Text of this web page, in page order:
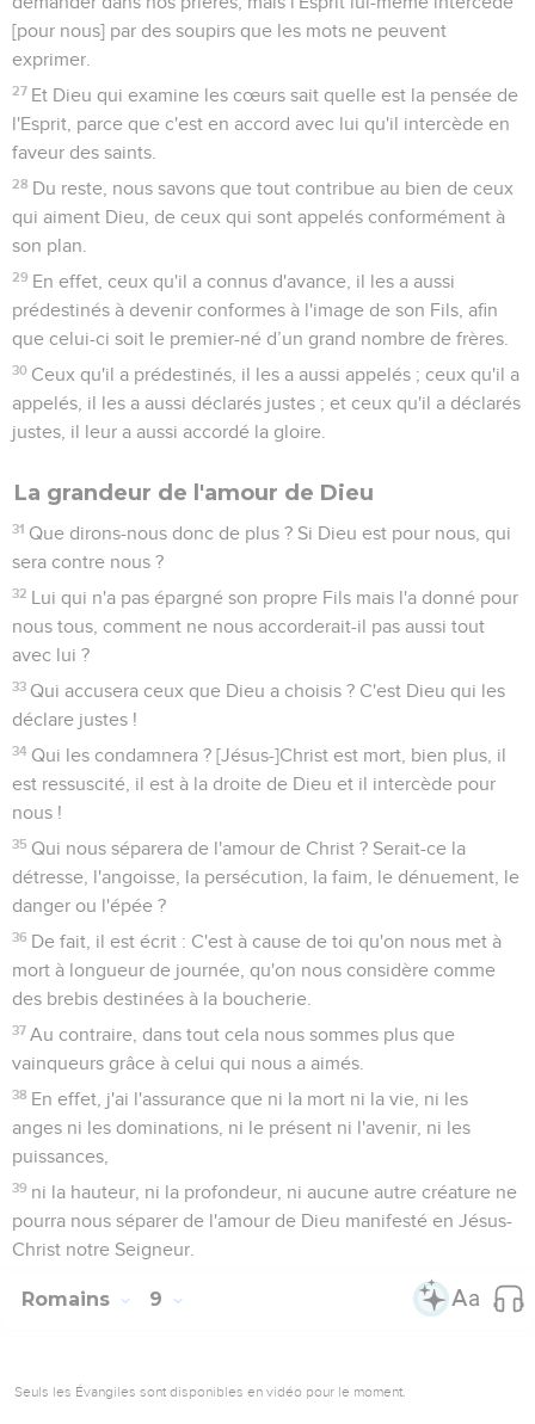
[pour nous] par des soupirs que les mots ne peuvent
exprimer.
27 Et Dieu qui examine les cœurs sait quelle est la pensée de
l'Esprit, parce que c'est en accord avec lui qu'il intercède en
faveur des saints.
28 Du reste, nous savons que tout contribue au bien de ceux
qui aiment Dieu, de ceux qui sont appelés conformément à
son plan.
29 En effet, ceux qu'il a connus d'avance, il les a aussi
prédestinés à devenir conformes à l'image de son Fils, afin
que celui-ci soit le premier-né d’un grand nombre de frères.
30 Ceux qu'il a prédestinés, il les a aussi appelés ; ceux qu'il a
appelés, il les a aussi déclarés justes ; et ceux qu'il a déclarés
justes, il leur a aussi accordé la gloire.
La grandeur de l'amour de Dieu
31 Que dirons-nous donc de plus ? Si Dieu est pour nous, qui
sera contre nous ?
32 Lui qui n'a pas épargné son propre Fils mais l'a donné pour
nous tous, comment ne nous accorderait-il pas aussi tout
avec lui ?
33 Qui accusera ceux que Dieu a choisis ? C'est Dieu qui les
déclare justes !
34 Qui les condamnera ? [Jésus-]Christ est mort, bien plus, il
est ressuscité, il est à la droite de Dieu et il intercède pour
nous !
35 Qui nous séparera de l'amour de Christ ? Serait-ce la
détresse, l'angoisse, la persécution, la faim, le dénuement, le
danger ou l'épée ?
36 De fait, il est écrit : C'est à cause de toi qu'on nous met à
mort à longueur de journée, qu'on nous considère comme
des brebis destinées à la boucherie.
37 Au contraire, dans tout cela nous sommes plus que
vainqueurs grâce à celui qui nous a aimés.
38 En effet, j'ai l'assurance que ni la mort ni la vie, ni les
anges ni les dominations, ni le présent ni l'avenir, ni les
puissances,
39 ni la hauteur, ni la profondeur, ni aucune autre créature ne
pourra nous séparer de l'amour de Dieu manifesté en Jésus-
Christ notre Seigneur.
Romains 9
Seuls les Évangiles sont disponibles en vidéo pour le moment.